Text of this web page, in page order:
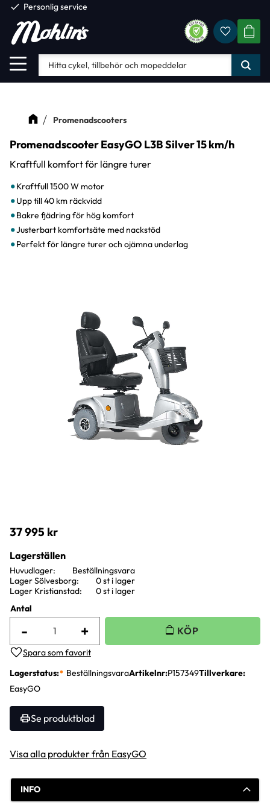
Meny
check Personlig service
Promenadscooters
Promenadscooter EasyGO L3B Silver 15 km/h
Kraftfull komfort för längre turer
Kraftfull 1500 W motor
Upp till 40 km räckvidd
Bakre fjädring för hög komfort
Justerbart komfortsäte med nackstöd
Perfekt för längre turer och ojämna underlag
37 995 kr
Antal
+
-
Lägg till i favoriter
Lagerstatus BeställningsvaraArtikelnr P157349Tillverkare
EasyGO
Se produktblad
Lagerställen
Huvudlager
Beställningsvara
Lager Sölvesborg
0 st i lager
Lager Kristianstad
0 st i lager
Visa alla produkter från EasyGO
INFO